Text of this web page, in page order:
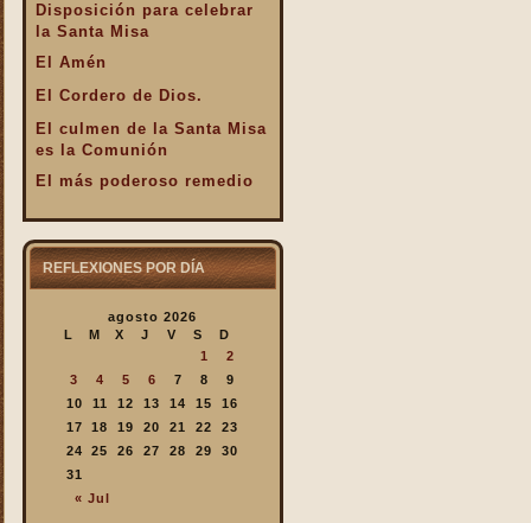
Disposición para celebrar
la Santa Misa
El Amén
El Cordero de Dios.
El culmen de la Santa Misa
es la Comunión
El más poderoso remedio
El Pan de la Palabra y el
El Pan nuestro de cada día.
El valor infinto de la Santa
En la Santa Misa Dios nos
da todo
En la Santa Misa la Iglesia
se ofrece a sí misma
En la Santa Misa recibimos
REFLEXIONES POR DÍA
agosto 2026
L
M X J V S D
« Jul
1
2
3
4 5 6 7 8
9
10
11 12 13 14 15
16
17
18 19 20 21 22
23
24
25 26 27 28 29
30
31